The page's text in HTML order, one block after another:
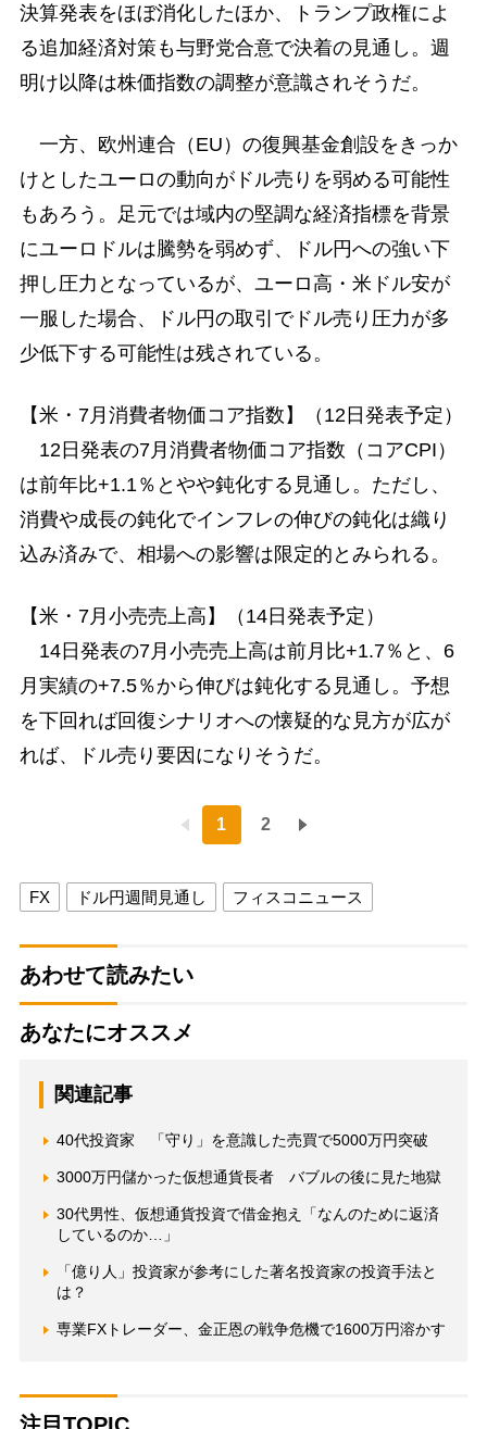
決算発表をほぼ消化したほか、トランプ政権によ
る追加経済対策も与野党合意で決着の見通し。週
明け以降は株価指数の調整が意識されそうだ。
一方、欧州連合（EU）の復興基金創設をきっか
けとしたユーロの動向がドル売りを弱める可能性
もあろう。足元では域内の堅調な経済指標を背景
にユーロドルは騰勢を弱めず、ドル円への強い下
押し圧力となっているが、ユーロ高・米ドル安が
一服した場合、ドル円の取引でドル売り圧力が多
少低下する可能性は残されている。
【米・7月消費者物価コア指数】（12日発表予定）
12日発表の7月消費者物価コア指数（コアCPI）
は前年比+1.1％とやや鈍化する見通し。ただし、
消費や成長の鈍化でインフレの伸びの鈍化は織り
込み済みで、相場への影響は限定的とみられる。
【米・7月小売売上高】（14日発表予定）
14日発表の7月小売売上高は前月比+1.7％と、6
月実績の+7.5％から伸びは鈍化する見通し。予想
を下回れば回復シナリオへの懐疑的な見方が広が
れば、ドル売り要因になりそうだ。
1 2
FX ドル円週間見通し フィスコニュース
あわせて読みたい
あなたにオススメ
関連記事
40代投資家 「守り」を意識した売買で5000万円突破
3000万円儲かった仮想通貨長者 バブルの後に見た地獄
30代男性、仮想通貨投資で借金抱え「なんのために返済
しているのか…」
「億り人」投資家が参考にした著名投資家の投資手法と
は？
専業FXトレーダー、金正恩の戦争危機で1600万円溶かす